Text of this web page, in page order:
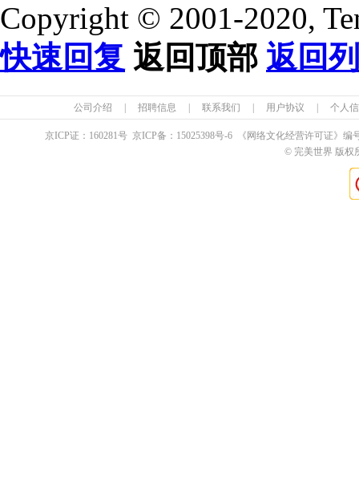
Copyright © 2001-2020,
快速回复 返回顶部 返回
公司介绍 招聘信息 联系我们 用户协议 个人
京ICP证： 160281号 京ICP备： 15025398号-6 《网络文化经营许可证》编
© 完美世界 版权